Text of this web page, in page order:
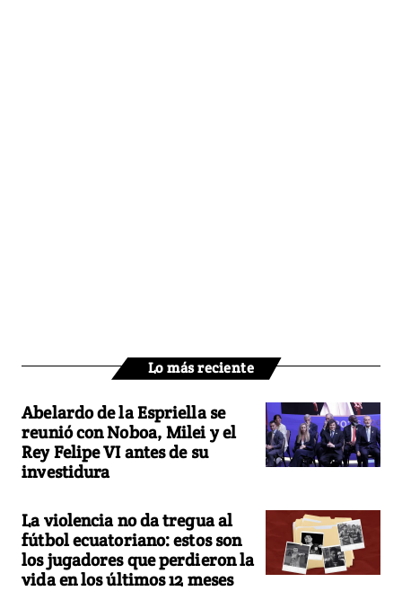
Lo más reciente
Abelardo de la Espriella se
reunió con Noboa, Milei y el
Rey Felipe VI antes de su
investidura
La violencia no da tregua al
fútbol ecuatoriano: estos son
los jugadores que perdieron la
vida en los últimos 12 meses